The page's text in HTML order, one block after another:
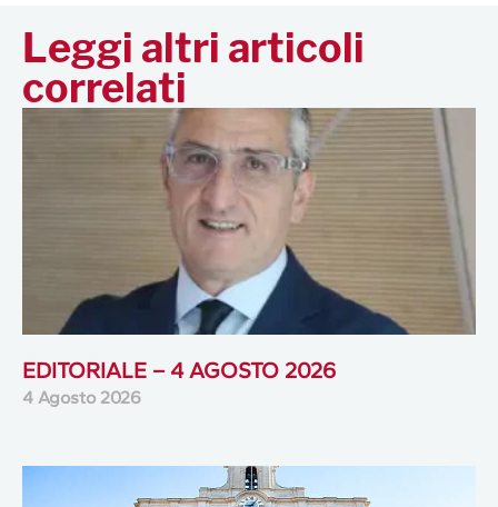
Leggi altri articoli
correlati
EDITORIALE – 4 AGOSTO 2026
4 Agosto 2026